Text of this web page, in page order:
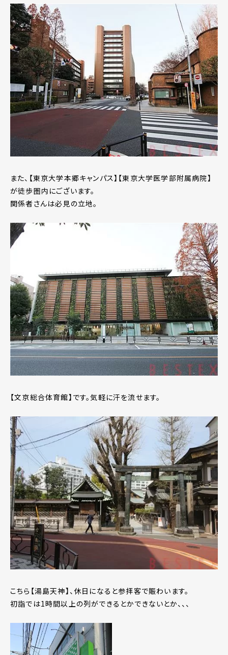
また、【東京大学本郷キャンパス】【東京大学医学部附属病院】
が徒歩圏内にございます。
関係者さんは必見の立地。
【文京総合体育館】です。気軽に汗を流せます。
こちら【湯島天神】、休日になると参拝客で賑わいます。
初詣では1時間以上の列ができるとかできないとか、、、